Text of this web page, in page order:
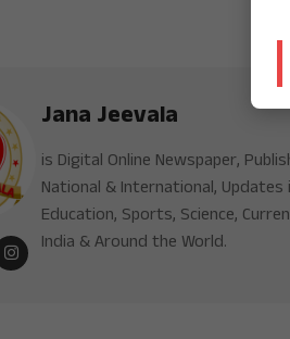
Jana Jeevala
is Digital Online Newspaper,
National & International, Updates
Education, Sports, Science,
India & Around the World.